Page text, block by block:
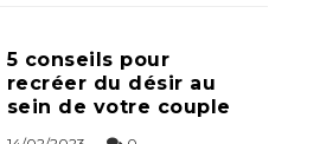
5 conseils pour
recréer du désir au
sein de votre couple